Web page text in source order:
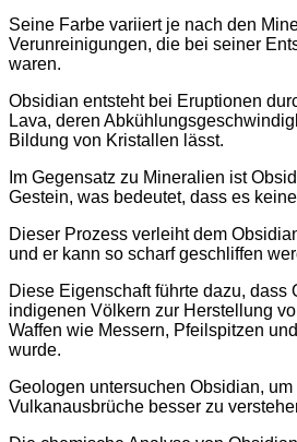
Seine Farbe variiert je nach den
Verunreinigungen, die bei seiner
waren.
Obsidian entsteht bei Eruptionen
Lava, deren
Bildung von Kristallen lässt.
Im Gegensatz zu Mineralien ist
Gestein, was bedeutet, dass es
Dieser Prozess verleiht dem
und er kann so scharf geschliffen
Diese Eigenschaft führte dazu, dass
indigenen Völkern zur Herstellung
Waffen wie Messern, Pfeilspitzen
wurde.
Geologen untersuchen Obsidian,
Vulkanausbrüche besser zu